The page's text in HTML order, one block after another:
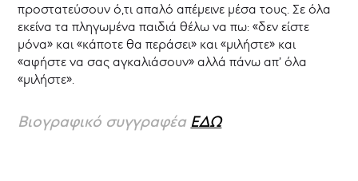
προστατεύσουν ό,τι απαλό απέμεινε μέσα τους. Σε όλα
εκείνα τα πληγωμένα παιδιά θέλω να πω: «δεν είστε
μόνα» και «κάποτε θα περάσει» και «μιλήστε» και
«αφήστε να σας αγκαλιάσουν» αλλά πάνω απ’ όλα
«μιλήστε».
Βιογραφικό συγγραφέα ΕΔΩ